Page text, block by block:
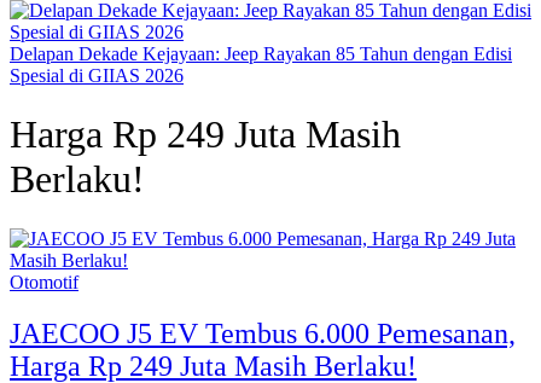
Delapan Dekade Kejayaan: Jeep Rayakan 85 Tahun dengan Edisi
Spesial di GIIAS 2026
Harga Rp 249 Juta Masih
Berlaku!
Otomotif
JAECOO J5 EV Tembus 6.000 Pemesanan,
Harga Rp 249 Juta Masih Berlaku!